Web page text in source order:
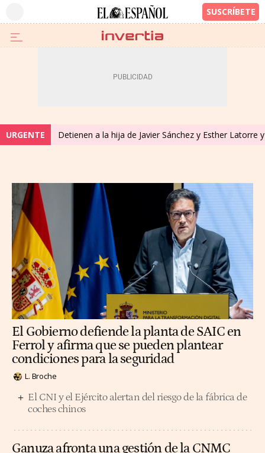
URGENTE Detienen a la hija de Javier Sánchez y Esther
El Gobierno defiende la planta de SAIC en
Ferrol y afirma que se pueden plantear
condiciones para la seguridad
L. Broche
El CNI y el Ejército alertan del riesgo de la fábrica de
coches chinos
Ganuza afronta una gestión de la CNMC